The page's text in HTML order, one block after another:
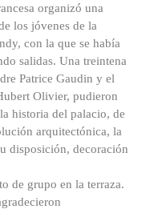
organizó una
los jóvenes de la
con la que se había
salidas. Una treintena
Patrice Gaudin y el
Olivier, pudieron
historia del palacio, de
arquitectónica, la
disposición, decoración
de grupo en la terraza.